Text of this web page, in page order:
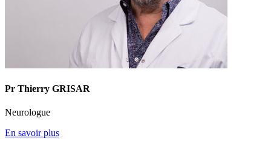
Pr Thierry GRISAR
Neurologue
En savoir plus